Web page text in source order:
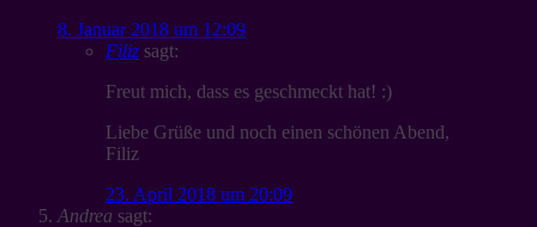
8. Januar 2018 um 12:09
Filiz sagt:
Freut mich, dass es geschmeckt hat! :)
Liebe Grüße und noch einen schönen Abend,
Filiz
23. April 2018 um 20:09
Andrea sagt: